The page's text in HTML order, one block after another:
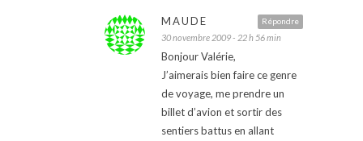
Répondre
MAUDE
30 novembre 2009 - 22 h 56 min
Bonjour Valérie,
J’aimerais bien faire ce genre
de voyage, me prendre un
billet d’avion et sortir des
sentiers battus en allant